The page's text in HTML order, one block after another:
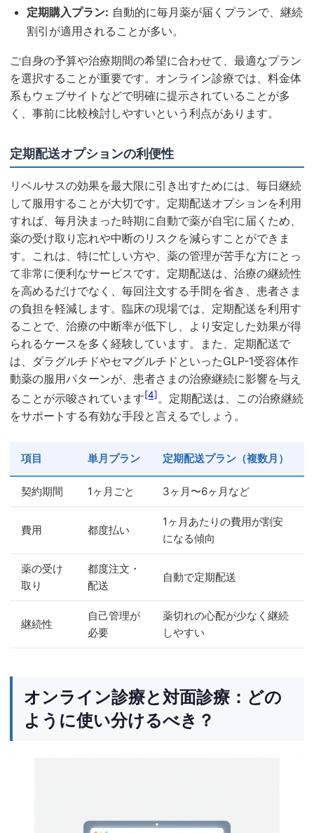
定期購入プラン: 自動的に毎月薬が届くプランで、継続
割引が適用されることが多い。
ご自身の予算や治療期間の希望に合わせて、最適なプラン
を選択することが重要です。オンライン診療では、料金体
系もウェブサイトなどで明確に提示されていることが多
く、事前に比較検討しやすいという利点があります。
定期配送オプションの利便性
リベルサスの効果を最大限に引き出すためには、毎日継続
して服用することが大切です。定期配送オプションを利用
すれば、毎月決まった時期に自動で薬が自宅に届くため、
薬の受け取り忘れや中断のリスクを減らすことができま
す。これは、特に忙しい方や、薬の管理が苦手な方にとっ
て非常に便利なサービスです。定期配送は、治療の継続性
を高めるだけでなく、毎回注文する手間を省き、患者さま
の負担を軽減します。臨床の現場では、定期配送を利用す
ることで、治療の中断率が低下し、より安定した効果が得
られるケースを多く経験しています。また、定期配送で
は、ダラグルチドやセマグルチドといったGLP-1受容体作
動薬の服用パターンが、患者さまの治療継続に影響を与え
ることが示唆されています[4] 。定期配送は、この治療継続
をサポートする有効な手段と言えるでしょう。
項目 単月プラン 定期配送プラン（複数月）
契約期間 1ヶ月ごと 3ヶ月〜6ヶ月など
費用 都度払い
1ヶ月あたりの費用が割安
になる傾向
薬の受け
取り
都度注文・
配送
自動で定期配送
継続性
自己管理が
必要
薬切れの心配が少なく継続
しやすい
オンライン診療と対面診療：どの
ように使い分けるべき？